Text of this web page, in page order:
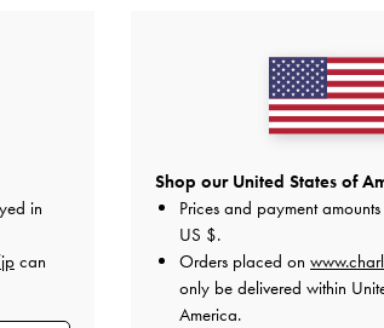
す！
て24. 5cm（38）を購入しました！
がたいです◎
とても良かった
快適さ
in
can
Shop our United States of
Prices and payment
US $.
Orders placed on
only be delivered within
America.